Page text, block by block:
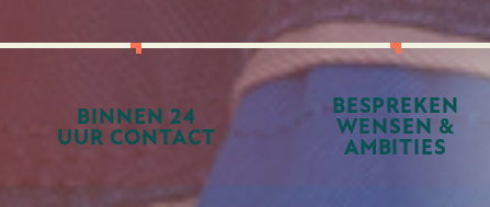
BINNEN 24
UUR CONTACT
BESPREKEN
WENSEN &
AMBITIES